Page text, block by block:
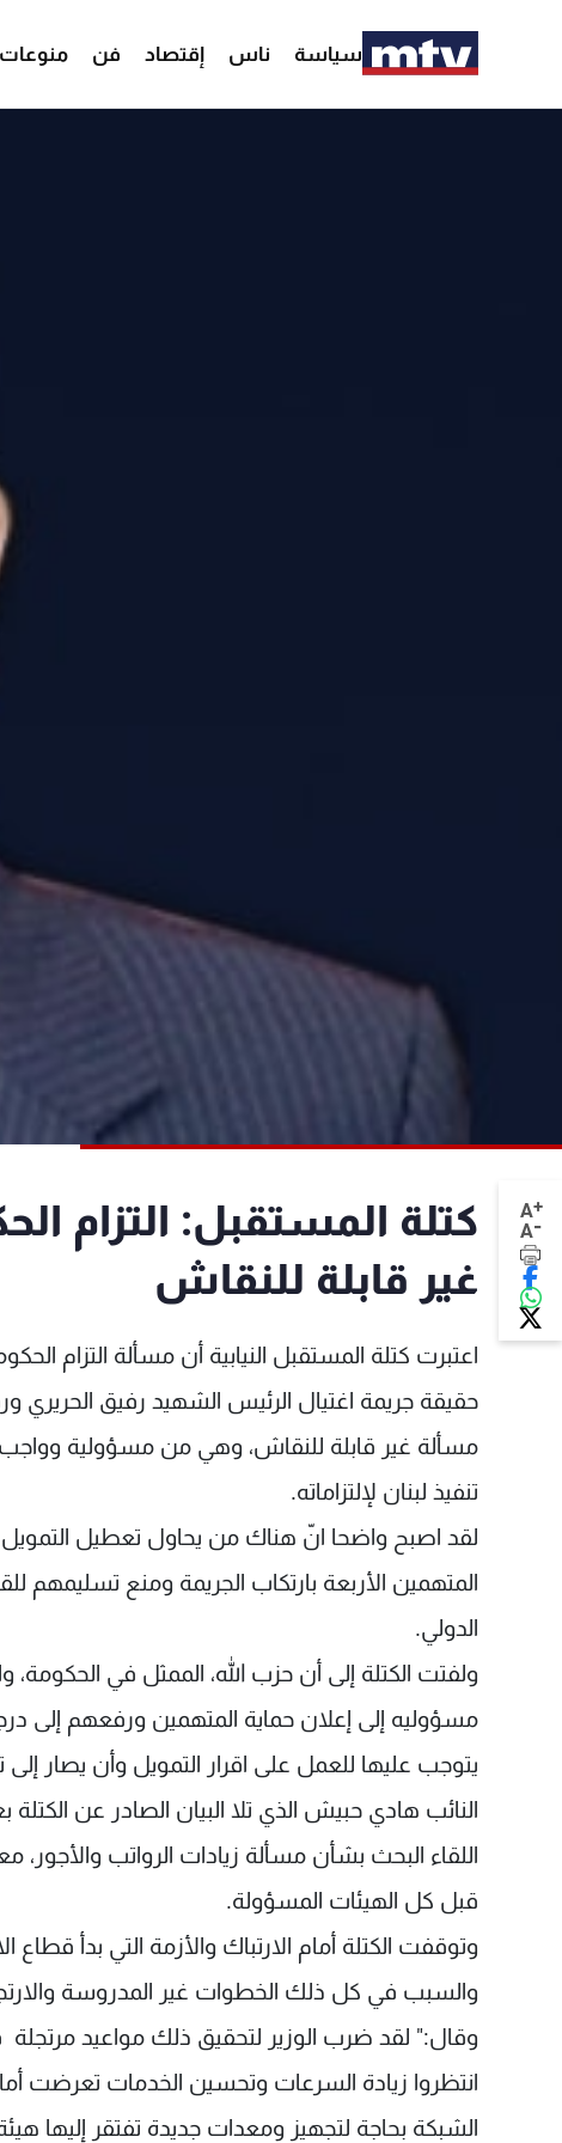
سياسة ناس إقتصاد فن منوعات
A+
A-
كتلة المستقبل: التزام
غير قابلة للنقاش
اعتبرت كتلة المستقبل النيابية أن مسألة التزام
حقيقة جريمة اغتيال الرئيس الشهيد رفيق الحريري
مسألة غير قابلة للنقاش، وهي من مسؤولية وواجب
تنفيذ لبنان لإلتزاماته.
لقد اصبح واضحا انّ هناك من يحاول تعطيل
المتهمين الأربعة بارتكاب الجريمة ومنع
الدولي.
ولفتت الكتلة إلى أن حزب الله، الممثل في
مسؤوليه إلى إعلان حماية المتهمين ورفعهم إلى
يتوجب عليها للعمل على اقرار التمويل وأن يصار إلى
النائب هادي حبيش الذي تلا البيان الصادر عن
اللقاء البحث بشأن مسألة زيادات الرواتب
قبل كل الهيئات المسؤولة.
وتوقفت الكتلة أمام الارتباك والأزمة التي بدأ
والسبب في كل ذلك الخطوات غير المدروسة
وقال:" لقد ضرب الوزير لتحقيق ذلك مواعيد مرتجلة
انتظروا زيادة السرعات وتحسين الخدمات تعرضت
الشبكة بحاجة لتجهيز ومعدات جديدة تفتقر إليها